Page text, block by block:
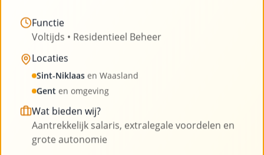
Lees onze laatste artikelen en blijf op de hoogte
van nieuws uit de sector
Functie
Voltijds • Residentieel Beheer
Locaties
Sint-Niklaas en Waasland
Gent en omgeving
Wat bieden wij?
Aantrekkelijk salaris, extralegale voordelen en
grote autonomie